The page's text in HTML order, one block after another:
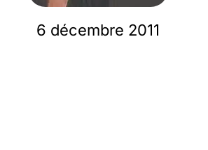
6 décembre 2011